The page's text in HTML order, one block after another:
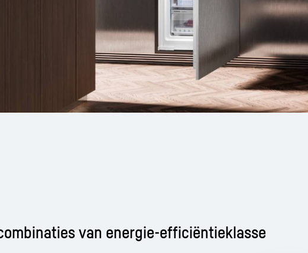
van energie-efficiëntieklasse